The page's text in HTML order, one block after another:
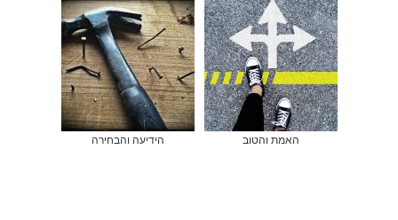
האמת והטוב הידיעה והבחירה